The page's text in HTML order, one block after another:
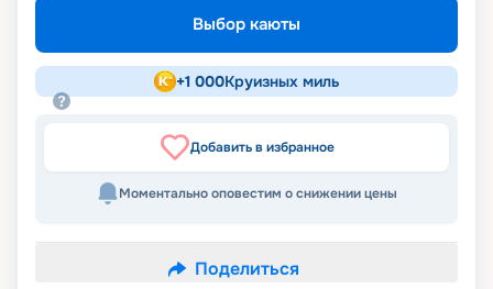
Выбор каюты
+1 000Круизных миль
Добавить в избранное
Моментально оповестим о снижении цены
Поделиться